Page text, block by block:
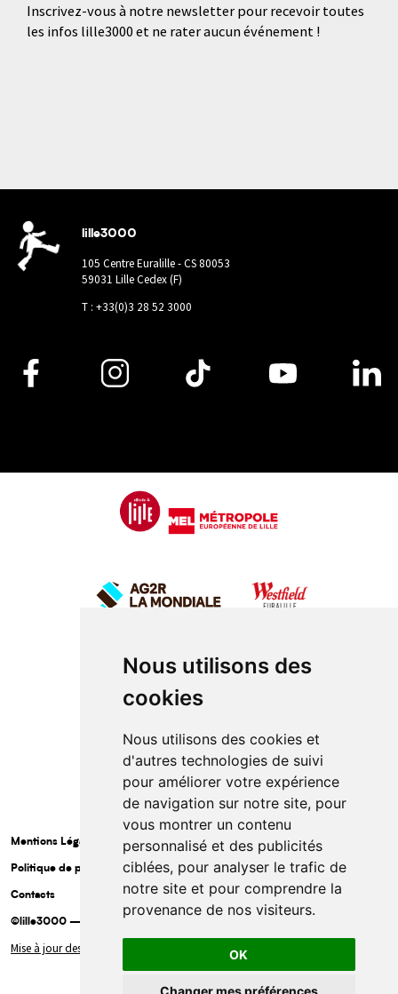
Nous utilisons des
cookies
Nous utilisons des cookies et
d'autres technologies de suivi
pour améliorer votre expérience
de navigation sur notre site, pour
vous montrer un contenu
personnalisé et des publicités
ciblées, pour analyser le trafic de
notre site et pour comprendre la
provenance de nos visiteurs.
OK
Changer mes préférences
Inscrivez-vous à notre newsletter pour recevoir toutes
les infos lille3000 et ne rater aucun événement !
lille3000
105 Centre Euralille - CS 80053
59031 Lille Cedex (F)
T : +33(0)3 28 52 3000
Mentions Légales
Politique de protection des données à caractère personnel
Contacts
©lille3000 — 2025
Mise à jour des cookies